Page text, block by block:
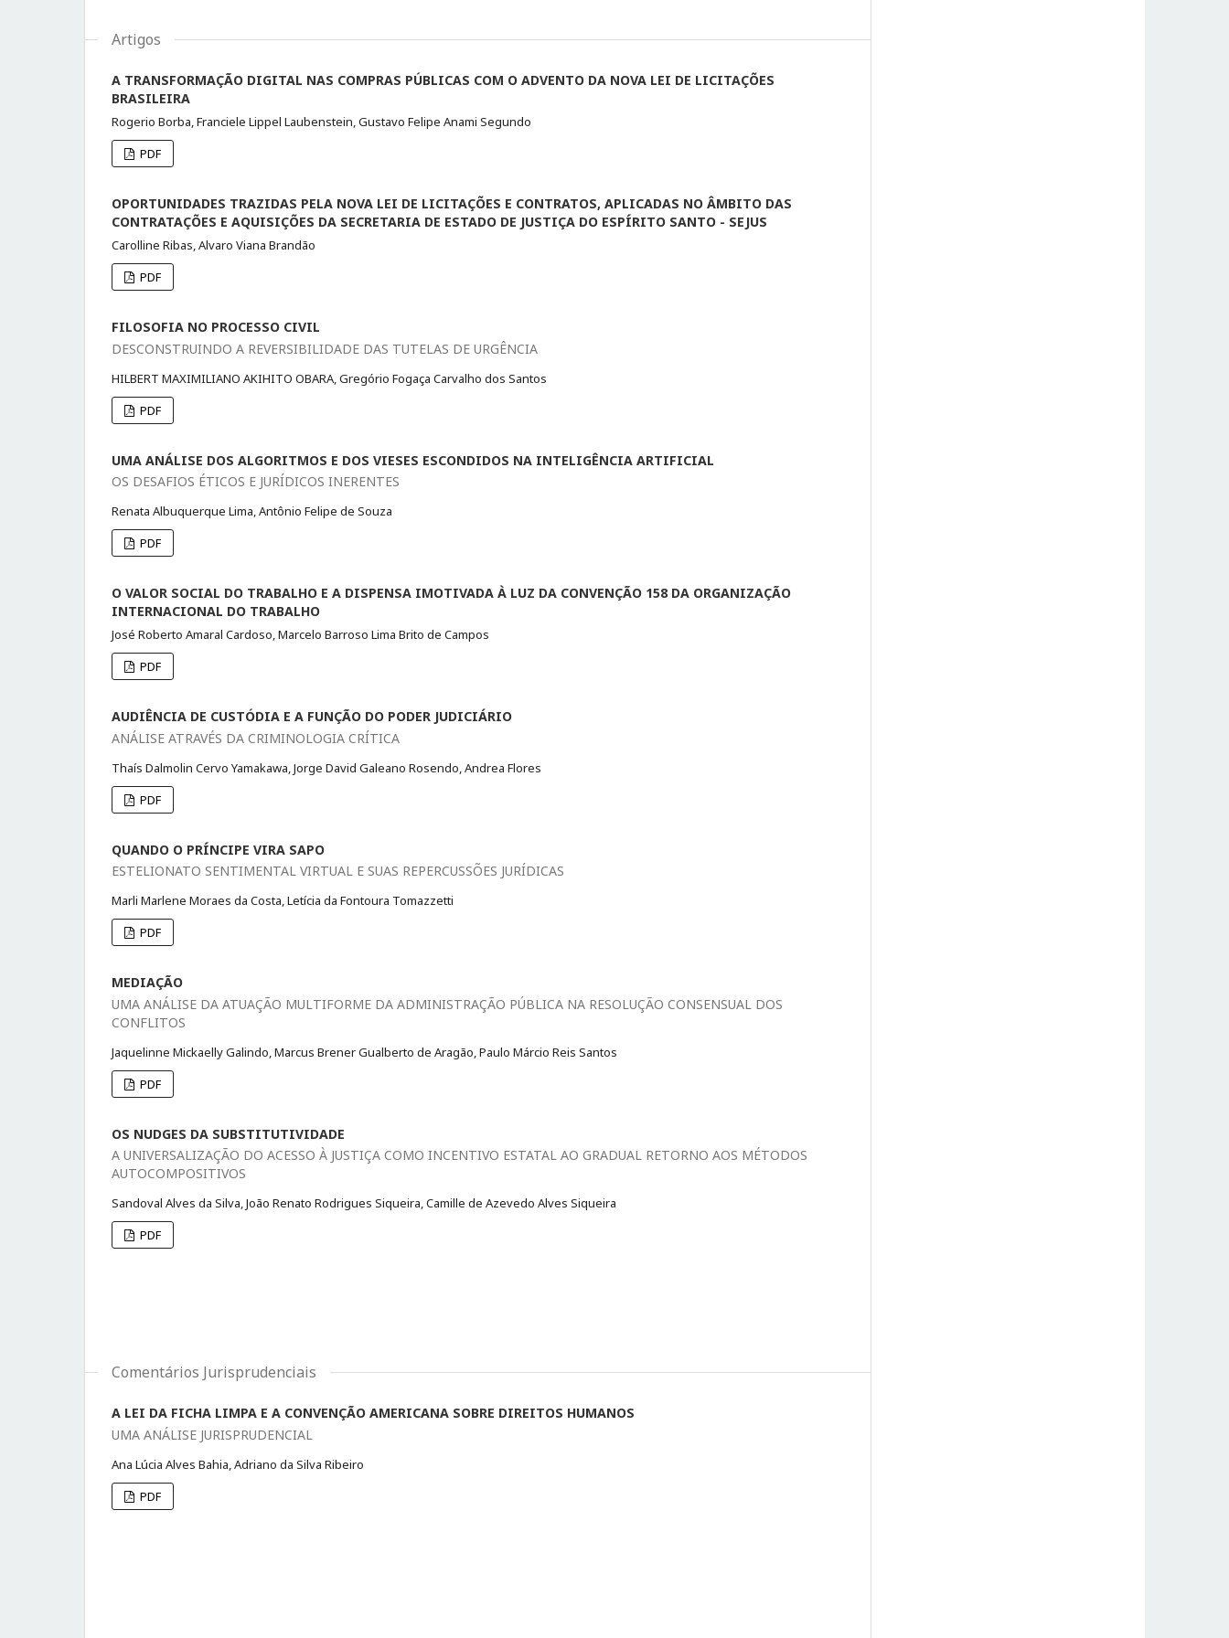
Artigos
A TRANSFORMAÇÃO DIGITAL NAS COMPRAS PÚBLICAS COM O ADVENTO DA NOVA LEI DE LICITAÇÕES
BRASILEIRA
Rogerio Borba, Franciele Lippel Laubenstein, Gustavo Felipe Anami Segundo
PDF
OPORTUNIDADES TRAZIDAS PELA NOVA LEI DE LICITAÇÕES E CONTRATOS, APLICADAS NO ÂMBITO DAS
CONTRATAÇÕES E AQUISIÇÕES DA SECRETARIA DE ESTADO DE JUSTIÇA DO ESPÍRITO SANTO - SEJUS
Carolline Ribas, Alvaro Viana Brandão
PDF
FILOSOFIA NO PROCESSO CIVIL
DESCONSTRUINDO A REVERSIBILIDADE DAS TUTELAS DE URGÊNCIA
HILBERT MAXIMILIANO AKIHITO OBARA, Gregório Fogaça Carvalho dos Santos
PDF
UMA ANÁLISE DOS ALGORITMOS E DOS VIESES ESCONDIDOS NA INTELIGÊNCIA ARTIFICIAL
OS DESAFIOS ÉTICOS E JURÍDICOS INERENTES
Renata Albuquerque Lima, Antônio Felipe de Souza
PDF
O VALOR SOCIAL DO TRABALHO E A DISPENSA IMOTIVADA À LUZ DA CONVENÇÃO 158 DA ORGANIZAÇÃO
INTERNACIONAL DO TRABALHO
José Roberto Amaral Cardoso, Marcelo Barroso Lima Brito de Campos
PDF
AUDIÊNCIA DE CUSTÓDIA E A FUNÇÃO DO PODER JUDICIÁRIO
ANÁLISE ATRAVÉS DA CRIMINOLOGIA CRÍTICA
Thaís Dalmolin Cervo Yamakawa, Jorge David Galeano Rosendo, Andrea Flores
PDF
QUANDO O PRÍNCIPE VIRA SAPO
ESTELIONATO SENTIMENTAL VIRTUAL E SUAS REPERCUSSÕES JURÍDICAS
Marli Marlene Moraes da Costa, Letícia da Fontoura Tomazzetti
PDF
MEDIAÇÃO
UMA ANÁLISE DA ATUAÇÃO MULTIFORME DA ADMINISTRAÇÃO PÚBLICA NA RESOLUÇÃO CONSENSUAL DOS
CONFLITOS
Jaquelinne Mickaelly Galindo, Marcus Brener Gualberto de Aragão, Paulo Márcio Reis Santos
PDF
OS NUDGES DA SUBSTITUTIVIDADE
A UNIVERSALIZAÇÃO DO ACESSO À JUSTIÇA COMO INCENTIVO ESTATAL AO GRADUAL RETORNO AOS MÉTODOS
AUTOCOMPOSITIVOS
Sandoval Alves da Silva, João Renato Rodrigues Siqueira, Camille de Azevedo Alves Siqueira
PDF
Comentários Jurisprudenciais
A LEI DA FICHA LIMPA E A CONVENÇÃO AMERICANA SOBRE DIREITOS HUMANOS
UMA ANÁLISE JURISPRUDENCIAL
Ana Lúcia Alves Bahia, Adriano da Silva Ribeiro
PDF